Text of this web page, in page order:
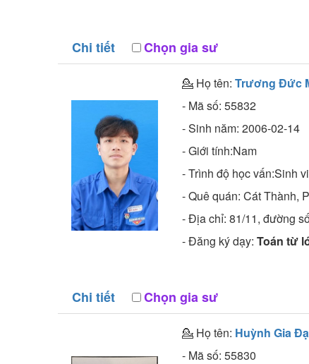
Chi tiết Chọn gia sư
💁 Họ tên:Trương Đức
- Mã số: 55832
- Sinh năm:2006-02-14
- Giới tính:Nam
- Trình độ học vấn:Sinh
- Quê quán:Cát Thành,
- Địa chỉ:81/11, đường
- Đăng ký dạy:Toán từ
Chi tiết Chọn gia sư
💁 Họ tên: Huỳnh Gia
- Mã số: 55830